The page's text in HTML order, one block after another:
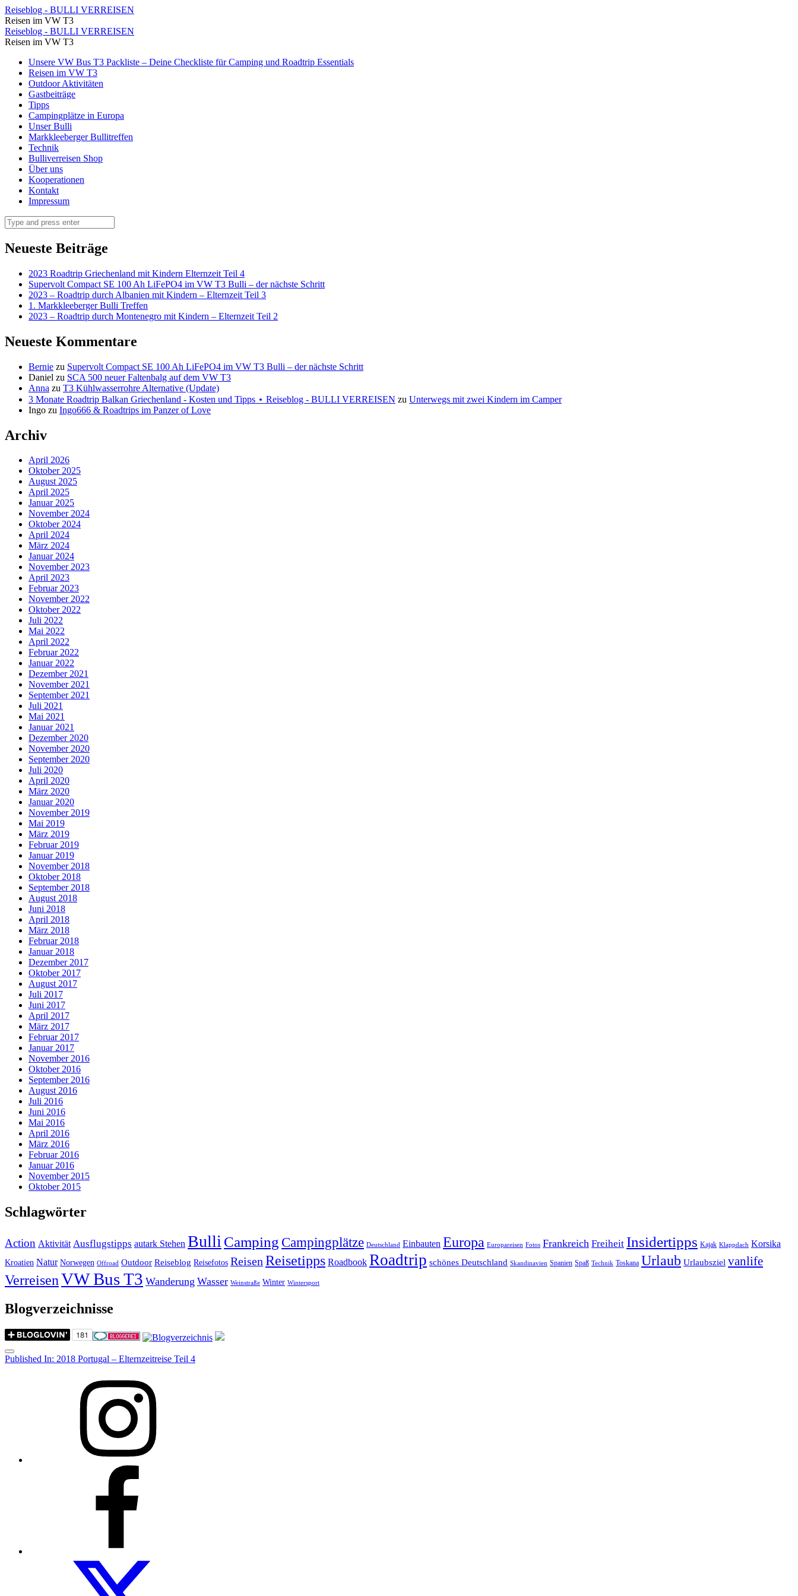
Der
Plaza
Rebublica
mit
schönen
Marmorplatten
gepflastert
Reiseblog
BULLI
VERREISEN
Reiseblog - BULLI VERREISEN
Reisen im VW T3
Der
Plaza
Rebublica
mit
schönen
Marmorplatten
gepflastert
Reiseblog
BULLI
VERREISEN
Reiseblog - BULLI VERREISEN
Reisen im VW T3
Skip
content
Unsere VW Bus T3 Packliste – Deine Checkliste für Camping und Roadtrip Essentials
Reisen im VW T3
Outdoor Aktivitäten
Gastbeiträge
Tipps
Campingplätze in Europa
Unser Bulli
Markkleeberger Bullitreffen
Technik
Bulliverreisen Shop
Über uns
Kooperationen
Kontakt
Impressum
Search
Neueste Beiträge
2023 Roadtrip Griechenland mit Kindern Elternzeit Teil 4
Supervolt Compact SE 100 Ah LiFePO4 im VW T3 Bulli – der nächste Schritt
2023 – Roadtrip durch Albanien mit Kindern – Elternzeit Teil 3
1. Markkleeberger Bulli Treffen
2023 – Roadtrip durch Montenegro mit Kindern – Elternzeit Teil 2
Neueste Kommentare
Bernie zu Supervolt Compact SE 100 Ah LiFePO4 im VW T3 Bulli – der nächste Schritt
Daniel zu SCA 500 neuer Faltenbalg auf dem VW T3
Anna zu T3 Kühlwasserrohre Alternative (Update)
3 Monate Roadtrip Balkan Griechenland - Kosten und Tipps ⋆ Reiseblog - BULLI VERREISEN zu Unterwegs mit zwei Kindern im Camper
Ingo zu Ingo666 & Roadtrips im Panzer of Love
Archiv
April 2026
Oktober 2025
August 2025
April 2025
Januar 2025
November 2024
Oktober 2024
April 2024
März 2024
Januar 2024
November 2023
April 2023
Februar 2023
November 2022
Oktober 2022
Juli 2022
Mai 2022
April 2022
Februar 2022
Januar 2022
Dezember 2021
November 2021
September 2021
Juli 2021
Mai 2021
Januar 2021
Dezember 2020
November 2020
September 2020
Juli 2020
April 2020
März 2020
Januar 2020
November 2019
Mai 2019
März 2019
Februar 2019
Januar 2019
November 2018
Oktober 2018
September 2018
August 2018
Juni 2018
April 2018
März 2018
Februar 2018
Januar 2018
Dezember 2017
Oktober 2017
August 2017
Juli 2017
Juni 2017
April 2017
März 2017
Februar 2017
Januar 2017
November 2016
Oktober 2016
September 2016
August 2016
Juli 2016
Juni 2016
Mai 2016
April 2016
März 2016
Februar 2016
Januar 2016
November 2015
Oktober 2015
Schlagwörter
Action Aktivität Ausflugstipps autark Stehen BulliCamping Campingplätze Deutschland Einbauten Europa Europareisen Fotos Frankreich Freiheit Insidertipps Kajak Klappdach Korsika
Kroatien Natur Norwegen Offroad Outdoor Reiseblog Reisefotos ReisenReisetipps Roadbook Roadtrip schönes Deutschland Skandinavien Spanien Spaß Technik Toskana Urlaub Urlaubsziel vanlife
VerreisenVW Bus T3 Wanderung Wasser Weinstraße Winter Wintersport
Blogverzeichnisse
Menu
Post
Published In: 2018 Portugal – Elternzeitreise Teil 4